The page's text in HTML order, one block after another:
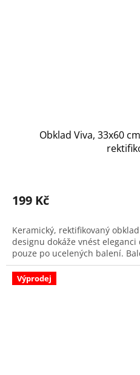
Obklad Viva, 33x60
199 Kč
Keramický, rektifikovaný
designu dokáže vnést
pouze po ucelených balení.
Výprodej